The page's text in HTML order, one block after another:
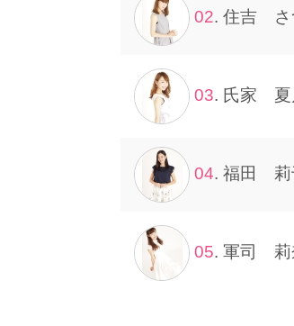
02. 住吉 さ
03. 氏家 夏
04. 福田 莉
05. 軍司 莉